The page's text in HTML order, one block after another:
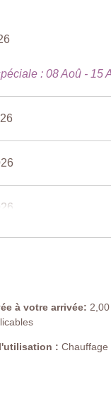
mètres
: 08 Aoû - 15
à votre arrivée:
: Chauffage